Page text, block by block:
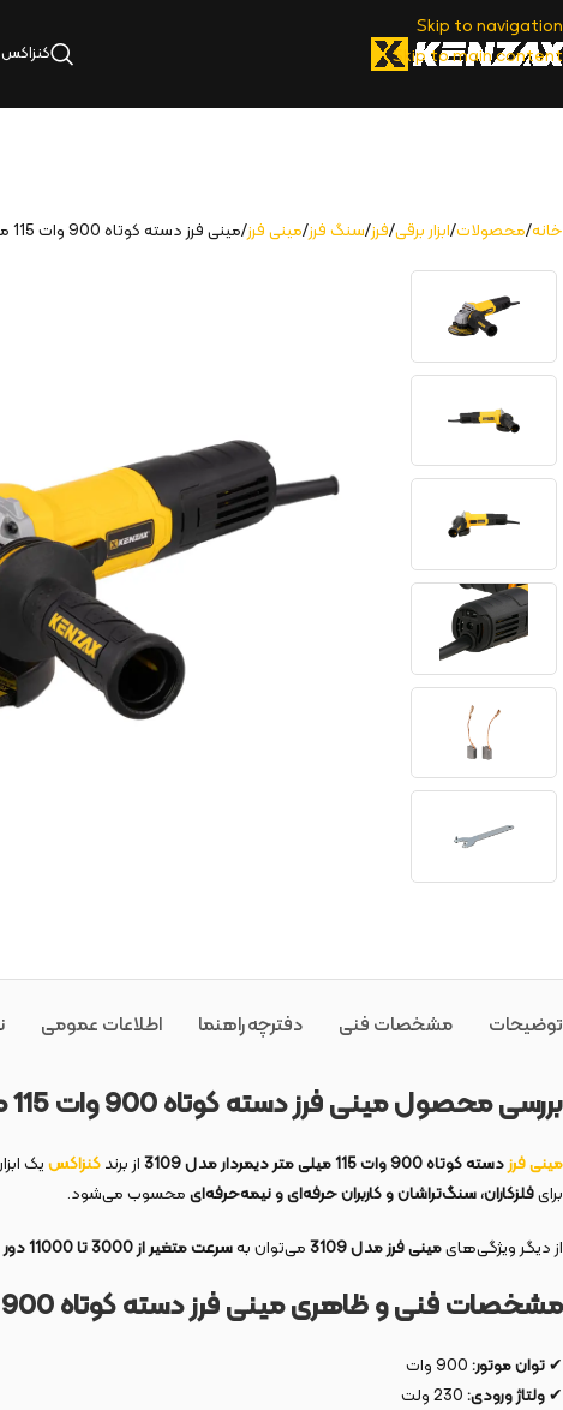
Skip to navigation
Skip to main content
کنزاکس
خانه محصولات ابزار برقی فرز سنگ فرز مینی فرز مینی فرز دسته کوتاه 900 وات 115 میلی متر دیمردار | 3109
توضیحات مشخصات فنی اطلاعات عمومی دفترچه راهنما
بررسی محصول مینی فرز دسته کوتاه 900 وات 115 میلی متر دیمردار مدل 3109
مینی فرزدسته کوتاه 900 وات 115 میلی متر دیمردار مدل 3109 از برندکنزاکسیک
برایفلزکاران، سنگ‌تراشان و کاربران حرفه‌ای و نیمه‌حرفه‌ایمحسوب می‌شود.
از دیگر ویژگی‌هایمینی فرز مدل 3109 می‌توان بهسرعت متغیر از 3000 تا 11000 دور بر دقیقه
مشخصات فنی و ظاهری مینی فرز دسته کوتاه 900 وات 115 میلی متر دیمردار مدل 3109
✔توان موتور:
✔ولتاژ ورودی: